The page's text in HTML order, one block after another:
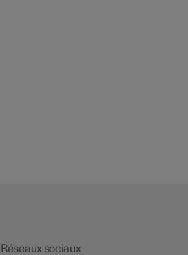
Réseaux sociaux